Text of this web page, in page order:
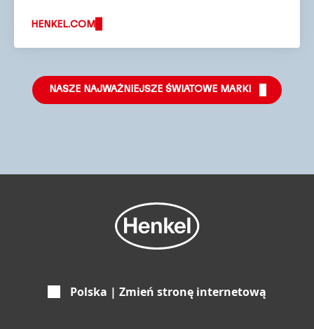
HENKEL.COM
NASZE NAJWAŻNIEJSZE ŚWIATOWE MARKI
Polska | Zmień stronę internetową